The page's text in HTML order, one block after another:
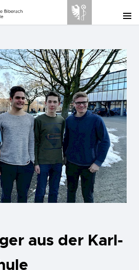
aus der Karl-